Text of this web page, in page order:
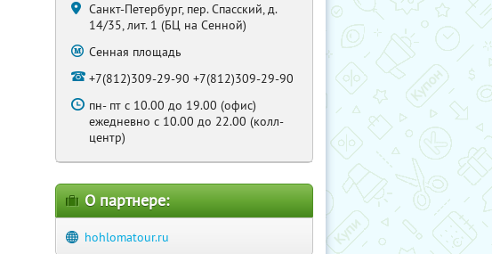
Санкт-Петербург, пер. Спасский, д.
14/35, лит. 1 (БЦ на Сенной)
Сенная площадь
+7(812)309-29-90 +7(812)309-29-90
пн- пт с 10.00 до 19.00 (офис)
ежедневно с 10.00 до 22.00 (колл-
центр)
О партнере:
hohlomatour.ru